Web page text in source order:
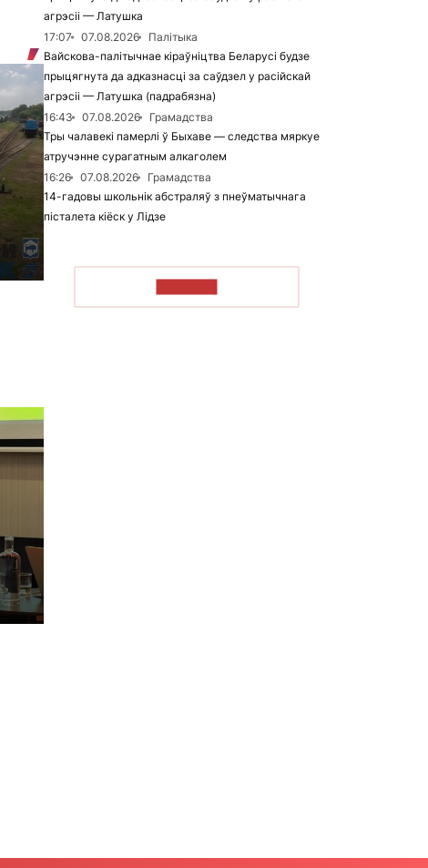
агрэсіі — Латушка
17:07
07.08.2026
Палітыка
Вайскова-палітычнае кіраўніцтва Беларусі будзе
прыцягнута да адказнасці за саўдзел у расійскай
агрэсіі — Латушка (падрабязна)
16:43
07.08.2026
Грамадства
Тры чалавекі памерлі ў Быхаве — следства мяркуе
атручэнне сурагатным алкаголем
16:26
07.08.2026
Грамадства
14-гадовы школьнік абстраляў з пнеўматычнага
пісталета кіёск у Лідзе